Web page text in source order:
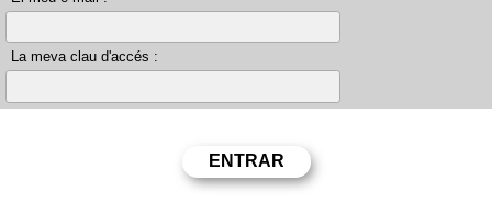
La meva clau d'accés :